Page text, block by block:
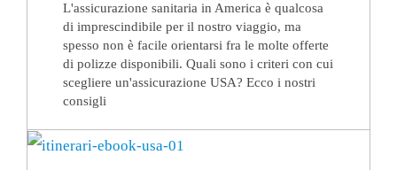
L'assicurazione sanitaria in America è qualcosa
di imprescindibile per il nostro viaggio, ma
spesso non è facile orientarsi fra le molte offerte
di polizze disponibili. Quali sono i criteri con cui
scegliere un'assicurazione USA? Ecco i nostri
consigli